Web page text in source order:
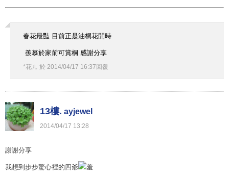
春花最豔 目前正是油桐花開時
羨慕於家前可賞桐 感謝分享
*花ㄦ 於 2014/04/17 16:37回覆
13樓. ayjewel
2014/04/17 13:28
謝謝分享
我想到步步驚心裡的四爺